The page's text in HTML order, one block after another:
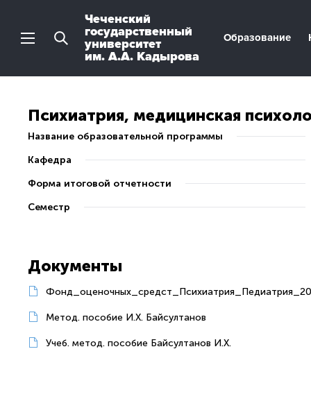
Чеченский
государственный
университет
им. А.А. Кадырова
Образование
Психиатрия, медицинская
Название образовательной программы
Кафедра
Форма итоговой отчетности
Семестр
Документы
Метод. пособие И.Х. Байсултанов
Учеб. метод. пособие Байсултанов И.Х.